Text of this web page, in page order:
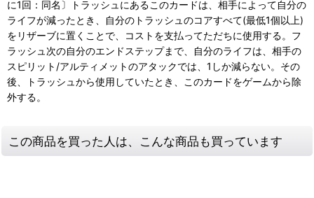
に1回：同名〕トラッシュにあるこのカードは、相手によって自分の
ライフが減ったとき、自分のトラッシュのコアすべて(最低1個以上)
をリザーブに置くことで、コストを支払ってただちに使用する。フ
ラッシュ次の自分のエンドステップまで、自分のライフは、相手の
スピリット/アルティメットのアタックでは、1しか減らない。その
後、トラッシュから使用していたとき、このカードをゲームから除
外する。
この商品を買った人は、こんな商品も買っています